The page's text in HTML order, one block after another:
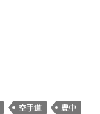
空手道
豊中